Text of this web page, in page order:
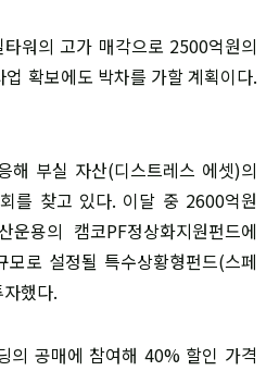
워의 고가 매각으로 2500억원의
확보에도 박차를 가할 계획이다.
해 부실 자산(디스트레스 에셋)의
를 찾고 있다. 이달 중 2600억원
운용의 캠코PF정상화지원펀드에
로 설정될 특수상황형펀드(스페
했다.
의 공매에 참여해 40% 할인 가격